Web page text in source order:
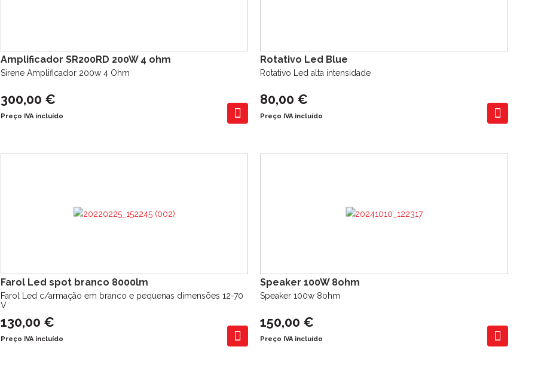
Amplificador SR200RD 200W 4 ohm
Sirene Amplificador 200w 4 Ohm
300,00 €
Preço IVA incluído
Rotativo Led Blue
Rotativo Led alta intensidade
80,00 €
Preço IVA incluído
Farol Led spot branco 8000lm
Farol Led c/armação em branco e pequenas dimensões 12-70
V
130,00 €
Preço IVA incluído
Speaker 100W 8ohm
Speaker 100w 8ohm
150,00 €
Preço IVA incluído